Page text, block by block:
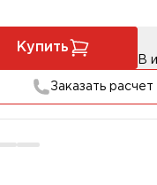
Купить
В
Заказать расчет